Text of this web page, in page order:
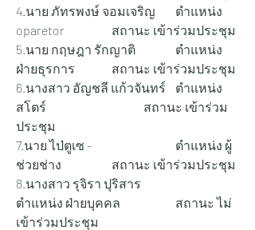
4.นาย ภัทรพงษ์ จอมเจริญ 	ตำแหน่ง
oparetor 		สถานะ เข้าร่วมประชุม
5.นาย กฤษฎา รักญาติ 		ตำแหน่ง
ฝ่ายธุรการ 		สถานะ เข้าร่วมประชุม
6.นางสาว อัญชลี แก้วจันทร์ 	ตำแหน่ง
สโตร์ 			สถานะ เข้าร่วม
ประชุม
7.นาย ไป่ตูเซ - 			ตำแหน่ง ผู้
ช่วยช่าง 		สถานะ เข้าร่วมประชุม
8.นางสาว รุจิรา ปุริสาร
ตำแหน่ง ฝ่ายบุคคล 		สถานะ ไม่
เข้าร่วมประชุม